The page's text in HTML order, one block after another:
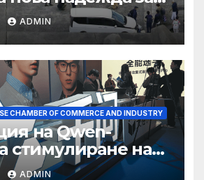
на водород
ADMIN
CHAMBER OF COMMERCE AND INDUSTRY
на Qwen-
стимулиране на
618
ADMIN